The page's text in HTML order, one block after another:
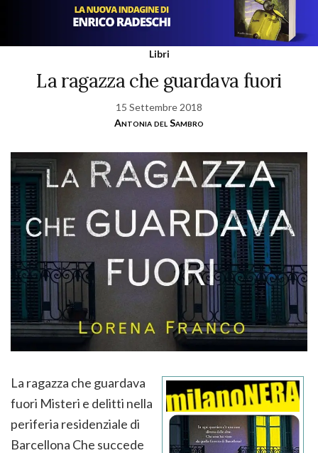
Libri
La ragazza che guardava fuori
15 Settembre 2018
Antonia del Sambro
La ragazza che guardava
fuori Misteri e delitti nella
periferia residenziale di
Barcellona Che succede